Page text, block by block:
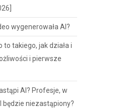
wygenerowała AI?
to takiego, jak działa i
i pierwsze
AI? Profesje, w
będzie niezastąpiony?